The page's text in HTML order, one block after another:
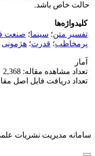
حالت خاص باشد.
کلیدواژه‌ها
تفسیر متن؛ سینما؛ صنعت
پرمخاطب؛ قدرت؛ هژمونی
آمار
تعداد مشاهده مقاله: 2,368
تعداد دریافت فایل اصل مقاله:
سامانه مدیریت نشریات